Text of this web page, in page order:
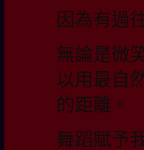
因為有過
無論是微
以用最自
的距離。
舞蹈賦予